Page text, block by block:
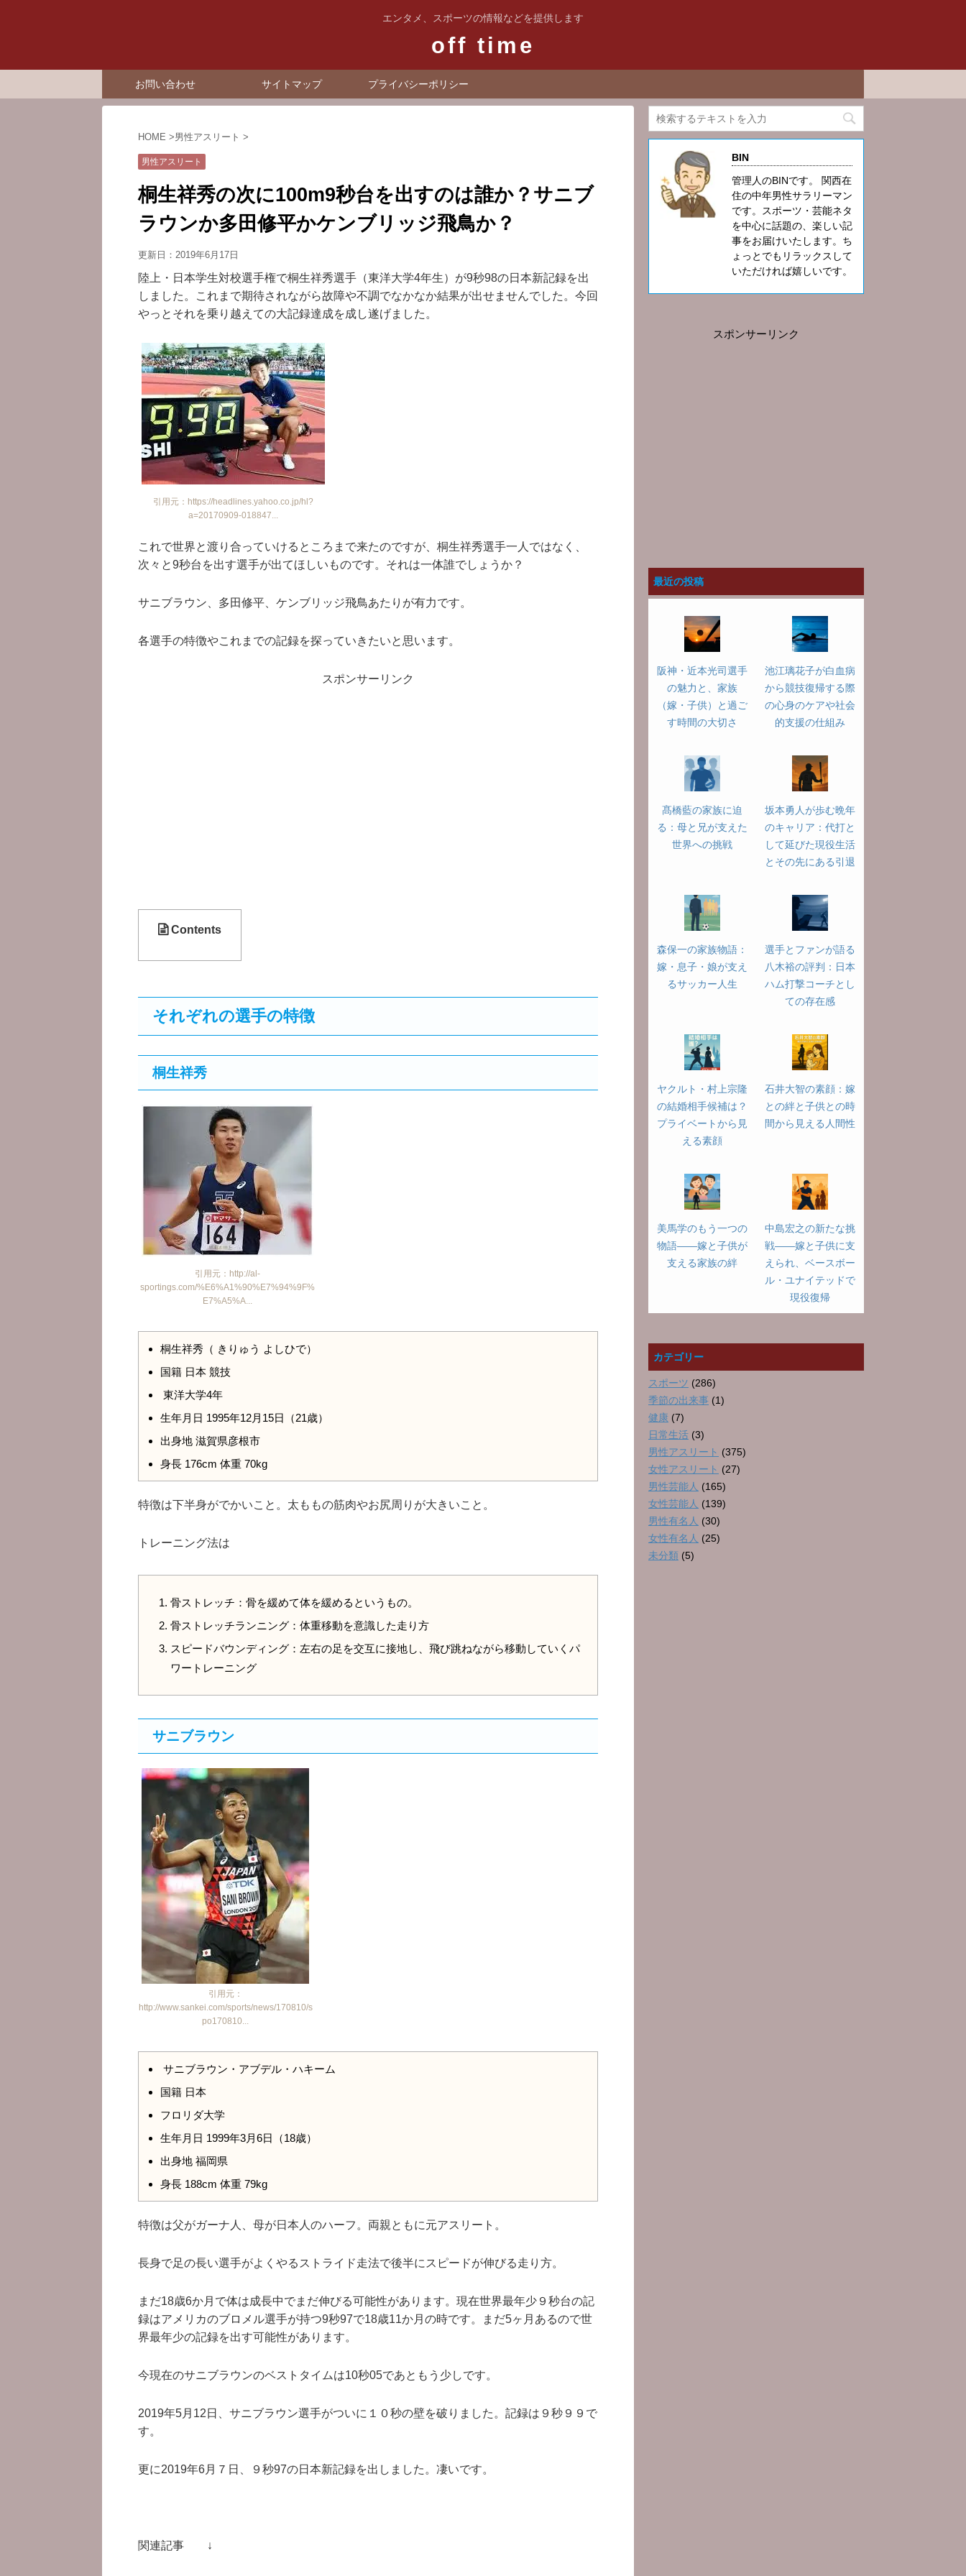
エンタメ、スポーツの情報などを提供します
off time
お問い合わせ サイトマップ プライバシーポリシー
HOME >男性アスリート >
男性アスリート
桐生祥秀の次に100m9秒台を出すのは誰か？サニブ
ラウンか多田修平かケンブリッジ飛鳥か？
更新日： 2019年6月17日
陸上・日本学生対校選手権で桐生祥秀選手（東洋大学4年生）が9秒98の日本新記録を出
しました。これまで期待されながら故障や不調でなかなか結果が出せませんでした。今回
やっとそれを乗り越えての大記録達成を成し遂げました。
引用元：https://headlines.yahoo.co.jp/hl?
a=20170909-018847...
これで世界と渡り合っていけるところまで来たのですが、桐生祥秀選手一人ではなく、
次々と9秒台を出す選手が出てほしいものです。それは一体誰でしょうか？
サニブラウン、多田修平、ケンブリッジ飛鳥あたりが有力です。
各選手の特徴やこれまでの記録を探っていきたいと思います。
スポンサーリンク
Contents
それぞれの選手の特徴
桐生祥秀
引用元：http://al-
sportings.com/%E6%A1%90%E7%94%9F%
E7%A5%A...
桐生祥秀（ きりゅう よしひで）
国籍 日本 競技
東洋大学4年
生年月日 1995年12月15日（21歳）
出身地 滋賀県彦根市
身長 176cm 体重 70kg
特徴は下半身がでかいこと。太ももの筋肉やお尻周りが大きいこと。
トレーニング法は
骨ストレッチ：骨を緩めて体を緩めるというもの。
骨ストレッチランニング：体重移動を意識した走り方
スピードバウンディング：左右の足を交互に接地し、飛び跳ねながら移動していくパ
ワートレーニング
サニブラウン
引用元：
http://www.sankei.com/sports/news/170810/s
po170810...
サニブラウン・アブデル・ハキーム
国籍 日本
フロリダ大学
生年月日 1999年3月6日（18歳）
出身地 福岡県
身長 188cm 体重 79kg
特徴は父がガーナ人、母が日本人のハーフ。両親ともに元アスリート。
長身で足の長い選手がよくやるストライド走法で後半にスピードが伸びる走り方。
まだ18歳6か月で体は成長中でまだ伸びる可能性があります。現在世界最年少９秒台の記
録はアメリカのブロメル選手が持つ9秒97で18歳11か月の時です。まだ5ヶ月あるので世
界最年少の記録を出す可能性があります。
今現在のサニブラウンのベストタイムは10秒05であともう少しです。
2019年5月12日、サニブラウン選手がついに１０秒の壁を破りました。記録は９秒９９で
す。
更に2019年6月７日、９秒97の日本新記録を出しました。凄いです。
関連記事 ↓
BIN
管理人のBINです。 関西在
住の中年男性サラリーマン
です。スポーツ・芸能ネタ
を中心に話題の、楽しい記
事をお届けいたします。ち
ょっとでもリラックスして
いただければ嬉しいです。
スポンサーリンク
最近の投稿
阪神・近本光司選手
の魅力と、家族
（嫁・子供）と過ご
す時間の大切さ
池江璃花子が白血病
から競技復帰する際
の心身のケアや社会
的支援の仕組み
髙橋藍の家族に迫
る：母と兄が支えた
世界への挑戦
坂本勇人が歩む晩年
のキャリア：代打と
して延びた現役生活
とその先にある引退
森保一の家族物語：
嫁・息子・娘が支え
るサッカー人生
選手とファンが語る
八木裕の評判：日本
ハム打撃コーチとし
ての存在感
ヤクルト・村上宗隆
の結婚相手候補は？
プライベートから見
える素顔
石井大智の素顔：嫁
との絆と子供との時
間から見える人間性
美馬学のもう一つの
物語――嫁と子供が
支える家族の絆
中島宏之の新たな挑
戦――嫁と子供に支
えられ、ベースボー
ル・ユナイテッドで
現役復帰
カテゴリー
スポーツ (286)
季節の出来事 (1)
健康 (7)
日常生活 (3)
男性アスリート (375)
女性アスリート (27)
男性芸能人 (165)
女性芸能人 (139)
男性有名人 (30)
女性有名人 (25)
未分類 (5)